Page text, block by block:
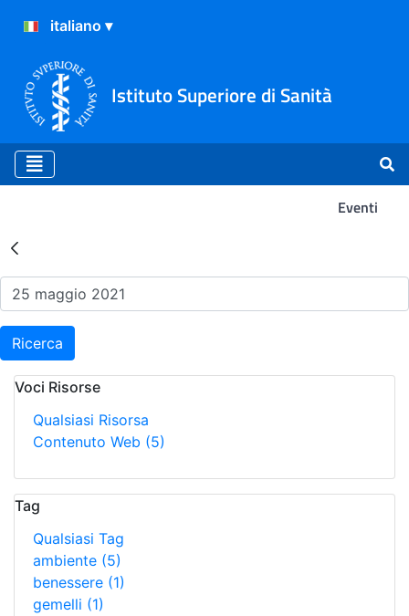
Istituto Superiore di Sanità
Eventi
Risultati della Ricerca -
Ricerca
Voci Risorse
Qualsiasi Risorsa
Contenuto Web (5)
Tag
Qualsiasi Tag
ambiente (5)
benessere (1)
gemelli (1)